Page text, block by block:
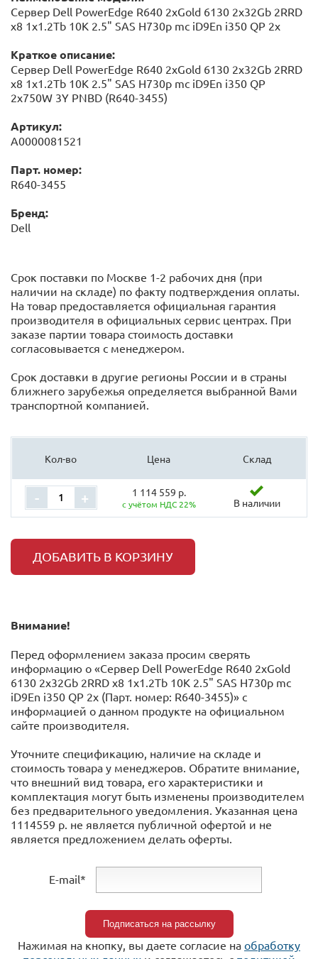
Сервер Dell PowerEdge R640 2xGold 6130 2x32Gb 2RRD
x8 1x1.2Tb 10K 2.5" SAS H730p mc iD9En i350 QP 2x
Краткое описание:
Сервер Dell PowerEdge R640 2xGold 6130 2x32Gb 2RRD
x8 1x1.2Tb 10K 2.5" SAS H730p mc iD9En i350 QP
2x750W 3Y PNBD (R640-3455)
Артикул:
А0000081521
Парт. номер:
R640-3455
Бренд:
Dell
Срок поставки по Москве 1-2 рабочих дня (при
наличии на складе) по факту подтверждения оплаты.
На товар предоставляется официальная гарантия
производителя в официальных сервис центрах. При
заказе партии товара стоимость доставки
согласовывается с менеджером.
Срок доставки в другие регионы России и в страны
ближнего зарубежья определяется выбранной Вами
транспортной компанией.
Кол-во Цена Склад
- + 1 114 559 р.
с учётом НДС 22% В наличии
ДОБАВИТЬ В КОРЗИНУ
Внимание!
Перед оформлением заказа просим сверять
информацию о «Сервер Dell PowerEdge R640 2xGold
6130 2x32Gb 2RRD x8 1x1.2Tb 10K 2.5" SAS H730p mc
iD9En i350 QP 2x (Парт. номер: R640-3455)» с
информацией o данном продукте на официальном
сайте производителя.
Уточните спецификацию, наличие на складе и
стоимость товара у менеджеров. Обратите внимание,
что внешний вид товара, его характеристики и
комплектация могут быть изменены производителем
без предварительного уведомления. Указанная цена
1114559 р. не является публичной офертой и не
является предложением делать оферты.
E-mail*
Нажимая на кнопку, вы даете согласие на обработку